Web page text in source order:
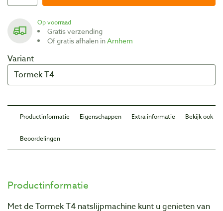
Op voorraad
Gratis verzending
Of gratis afhalen inArnhem
Variant
Productinformatie Eigenschappen Extra informatie Bekijk ook
Beoordelingen
Productinformatie
Met de Tormek T4 natslijpmachine kunt u genieten van